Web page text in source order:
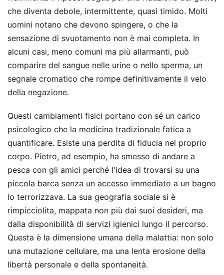
che diventa debole, intermittente, quasi timido. Molti
uomini notano che devono spingere, o che la
sensazione di svuotamento non è mai completa. In
alcuni casi, meno comuni ma più allarmanti, può
comparire del sangue nelle urine o nello sperma, un
segnale cromatico che rompe definitivamente il velo
della negazione.
Questi cambiamenti fisici portano con sé un carico
psicologico che la medicina tradizionale fatica a
quantificare. Esiste una perdita di fiducia nel proprio
corpo. Pietro, ad esempio, ha smesso di andare a
pesca con gli amici perché l'idea di trovarsi su una
piccola barca senza un accesso immediato a un bagno
lo terrorizzava. La sua geografia sociale si è
rimpicciolita, mappata non più dai suoi desideri, ma
dalla disponibilità di servizi igienici lungo il percorso.
Questa è la dimensione umana della malattia: non solo
una mutazione cellulare, ma una lenta erosione della
libertà personale e della spontaneità.